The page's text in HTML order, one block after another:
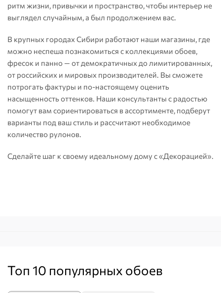
ритм жизни, привычки и пространство, чтобы интерьер не
выглядел случайным, а был продолжением вас.
В крупных городах Сибири работают наши магазины, где
можно неспеша познакомиться с коллекциями обоев,
фресок и панно — от демократичных до лимитированных,
от российских и мировых производителей. Вы сможете
потрогать фактуры и по-настоящему оценить
насыщенность оттенков. Наши консультанты с радостью
помогут вам сориентироваться в ассортименте, подберут
варианты под ваш стиль и рассчитают необходимое
количество рулонов.
Сделайте шаг к своему идеальному дому с «Декорацией».
Топ 10 популярных обоев